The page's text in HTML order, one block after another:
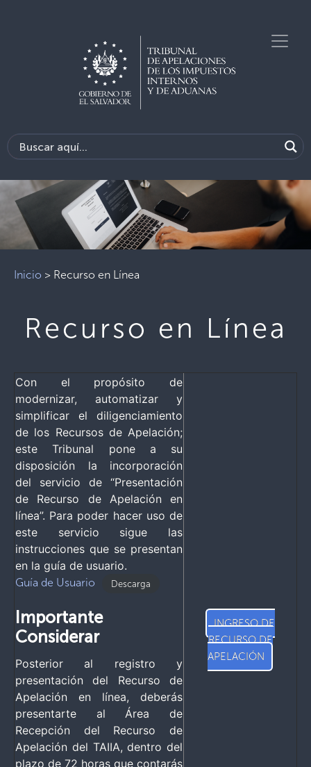
Previous Next
Inicio > Recurso en Línea
Recurso en Línea
Con el propósito de
modernizar, automatizar y
simplificar el diligenciamiento
de los Recursos de Apelación;
este Tribunal pone a su
disposición la incorporación
del servicio de “Presentación
de Recurso de Apelación en
línea”. Para poder hacer uso de
este servicio sigue las
instrucciones que se presentan
en la guía de usuario.
Guía de Usuario Descarga
Importante
Considerar
Posterior al registro y
presentación del Recurso de
Apelación en línea, deberás
presentarte al Área de
Recepción del Recurso de
Apelación del TAIIA, dentro del
plazo de 72 horas que contarás
INGRESO DE
RECURSO DE
APELACIÓN